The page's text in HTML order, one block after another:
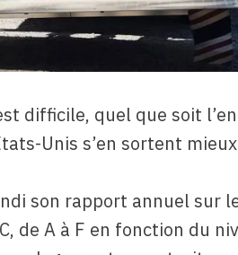
difficile, quel que soit
Unis s’en sortent
son rapport annuel sur
de A à F en fonction du